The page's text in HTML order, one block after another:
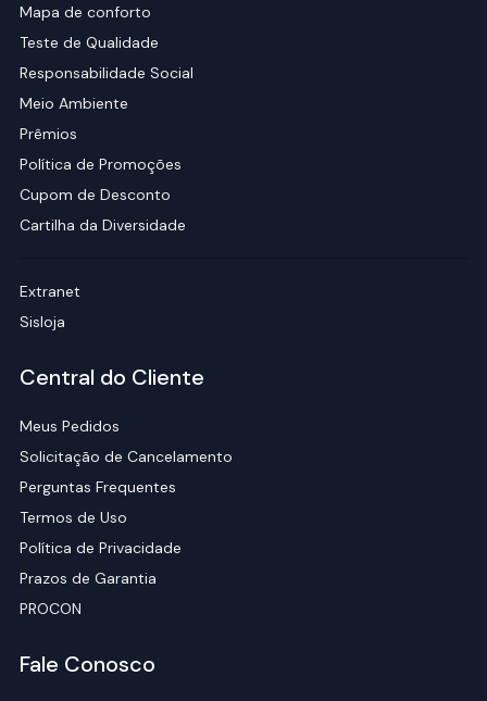
Mapa de conforto
Teste de Qualidade
Responsabilidade Social
Meio Ambiente
Prêmios
Política de Promoções
Cupom de Desconto
Cartilha da Diversidade
Extranet
Sisloja
Central do Cliente
Meus Pedidos
Solicitação de Cancelamento
Perguntas Frequentes
Termos de Uso
Política de Privacidade
Prazos de Garantia
PROCON
Fale Conosco